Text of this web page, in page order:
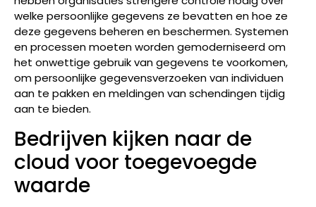
welke persoonlijke gegevens ze bevatten en hoe ze
deze gegevens beheren en beschermen. Systemen
en processen moeten worden gemoderniseerd om
het onwettige gebruik van gegevens te voorkomen,
om persoonlijke gegevensverzoeken van individuen
aan te pakken en meldingen van schendingen tijdig
aan te bieden.
Bedrijven kijken naar de
cloud voor toegevoegde
waarde